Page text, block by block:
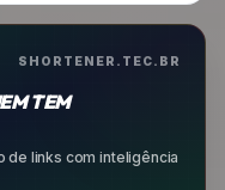
SHORTENER.TEC.BR
TEM
de links com inteligência